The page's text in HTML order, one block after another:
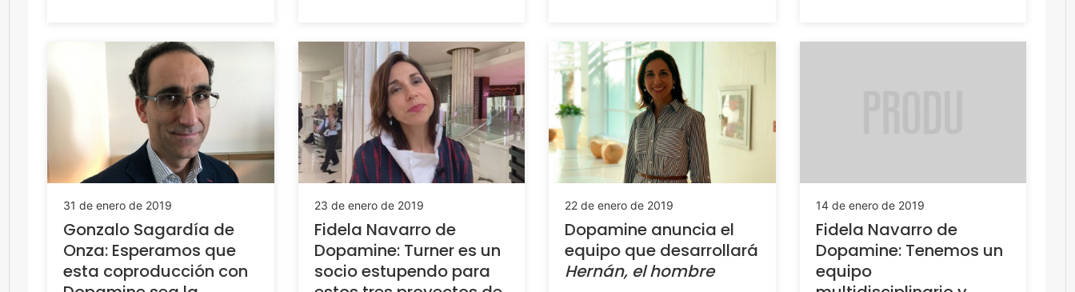
31 de enero de 2019
Gonzalo Sagardía de
Onza: Esperamos que
esta coproducción con
23 de enero de 2019
Fidela Navarro de
Dopamine: Turner es un
socio estupendo para
22 de enero de 2019
Dopamine anuncia el
equipo que desarrollará
Hernán, el hombre
14 de enero de 2019
Fidela Navarro de
Dopamine: Tenemos un
equipo